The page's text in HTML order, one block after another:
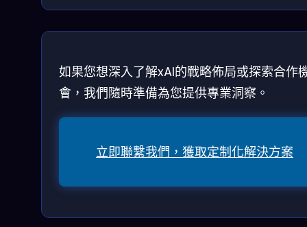
如果您想深入了解xAI的戰略佈局或探索合作
會，我們隨時準備為您提供專業洞察。
立即聯繫我們，獲取定制化解決方案